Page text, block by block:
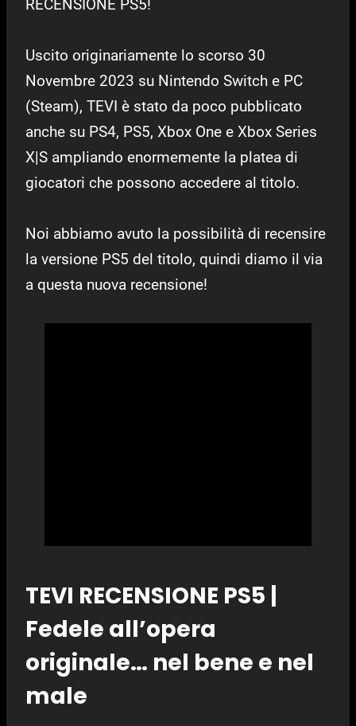
RECENSIONE PS5!
Uscito originariamente lo scorso 30
Novembre 2023 su Nintendo Switch e PC
(Steam), TEVI è stato da poco pubblicato
anche su PS4, PS5, Xbox One e Xbox Series
X|S ampliando enormemente la platea di
giocatori che possono accedere al titolo.
Noi abbiamo avuto la possibilità di recensire
la versione PS5 del titolo, quindi diamo il via
a questa nuova recensione!
TEVI RECENSIONE PS5 |
Fedele all’opera
originale… nel bene e nel
male